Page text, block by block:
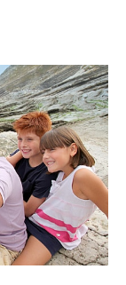
PROMOCIONES
NI (ES)
SUSCRÍBASE